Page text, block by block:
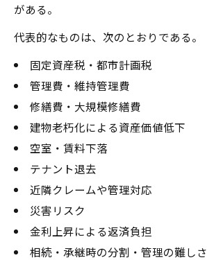
がある。
代表的なものは、次のとおりである。
固定資産税・都市計画税
管理費・維持管理費
修繕費・大規模修繕費
建物老朽化による資産価値低下
空室・賃料下落
テナント退去
近隣クレームや管理対応
災害リスク
金利上昇による返済負担
相続・承継時の分割・管理の難しさ